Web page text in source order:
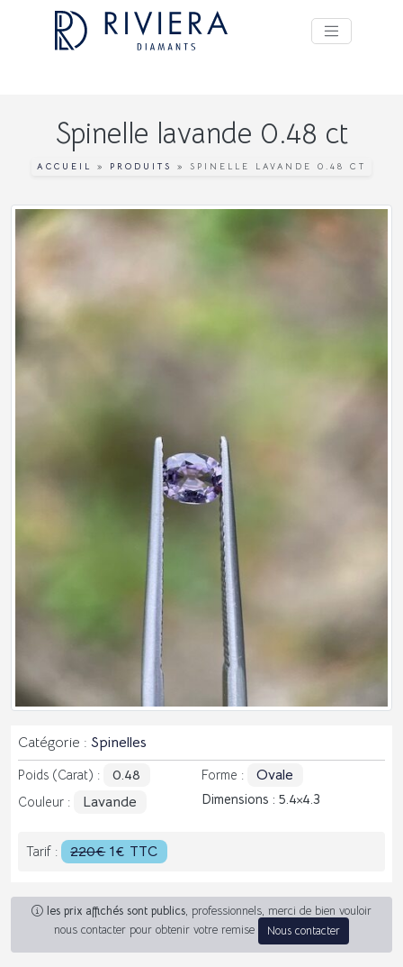
Spinelle lavande 0.48 ct
ACCUEIL » PRODUITS » SPINELLE LAVANDE 0.48 CT
Catégorie : Spinelles
Poids (Carat) : 0.48 Forme : Ovale
Couleur : Lavande Dimensions : 5.4 4.3
Tarif : 220€1€ TTC
les prix affichés sont publics, professionnels, merci de bien vouloir
nous contacter pour obtenir votre remise
Nous contacter